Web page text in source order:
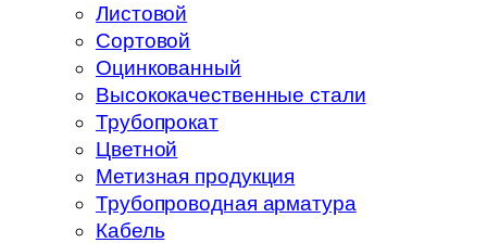
Листовой
Сортовой
Оцинкованный
Высококачественные стали
Трубопрокат
Цветной
Метизная продукция
Трубопроводная арматура
Кабель